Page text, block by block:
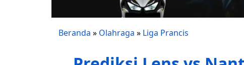
Beranda » Olahraga » Liga Prancis